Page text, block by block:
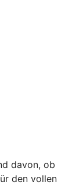
davon, ob
den vollen